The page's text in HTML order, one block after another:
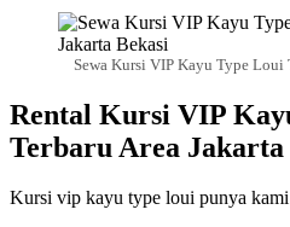
Sewa Kursi VIP Kayu Type Loui
Rental Kursi VIP
Terbaru Area Jakarta
Kursi vip kayu type loui punya